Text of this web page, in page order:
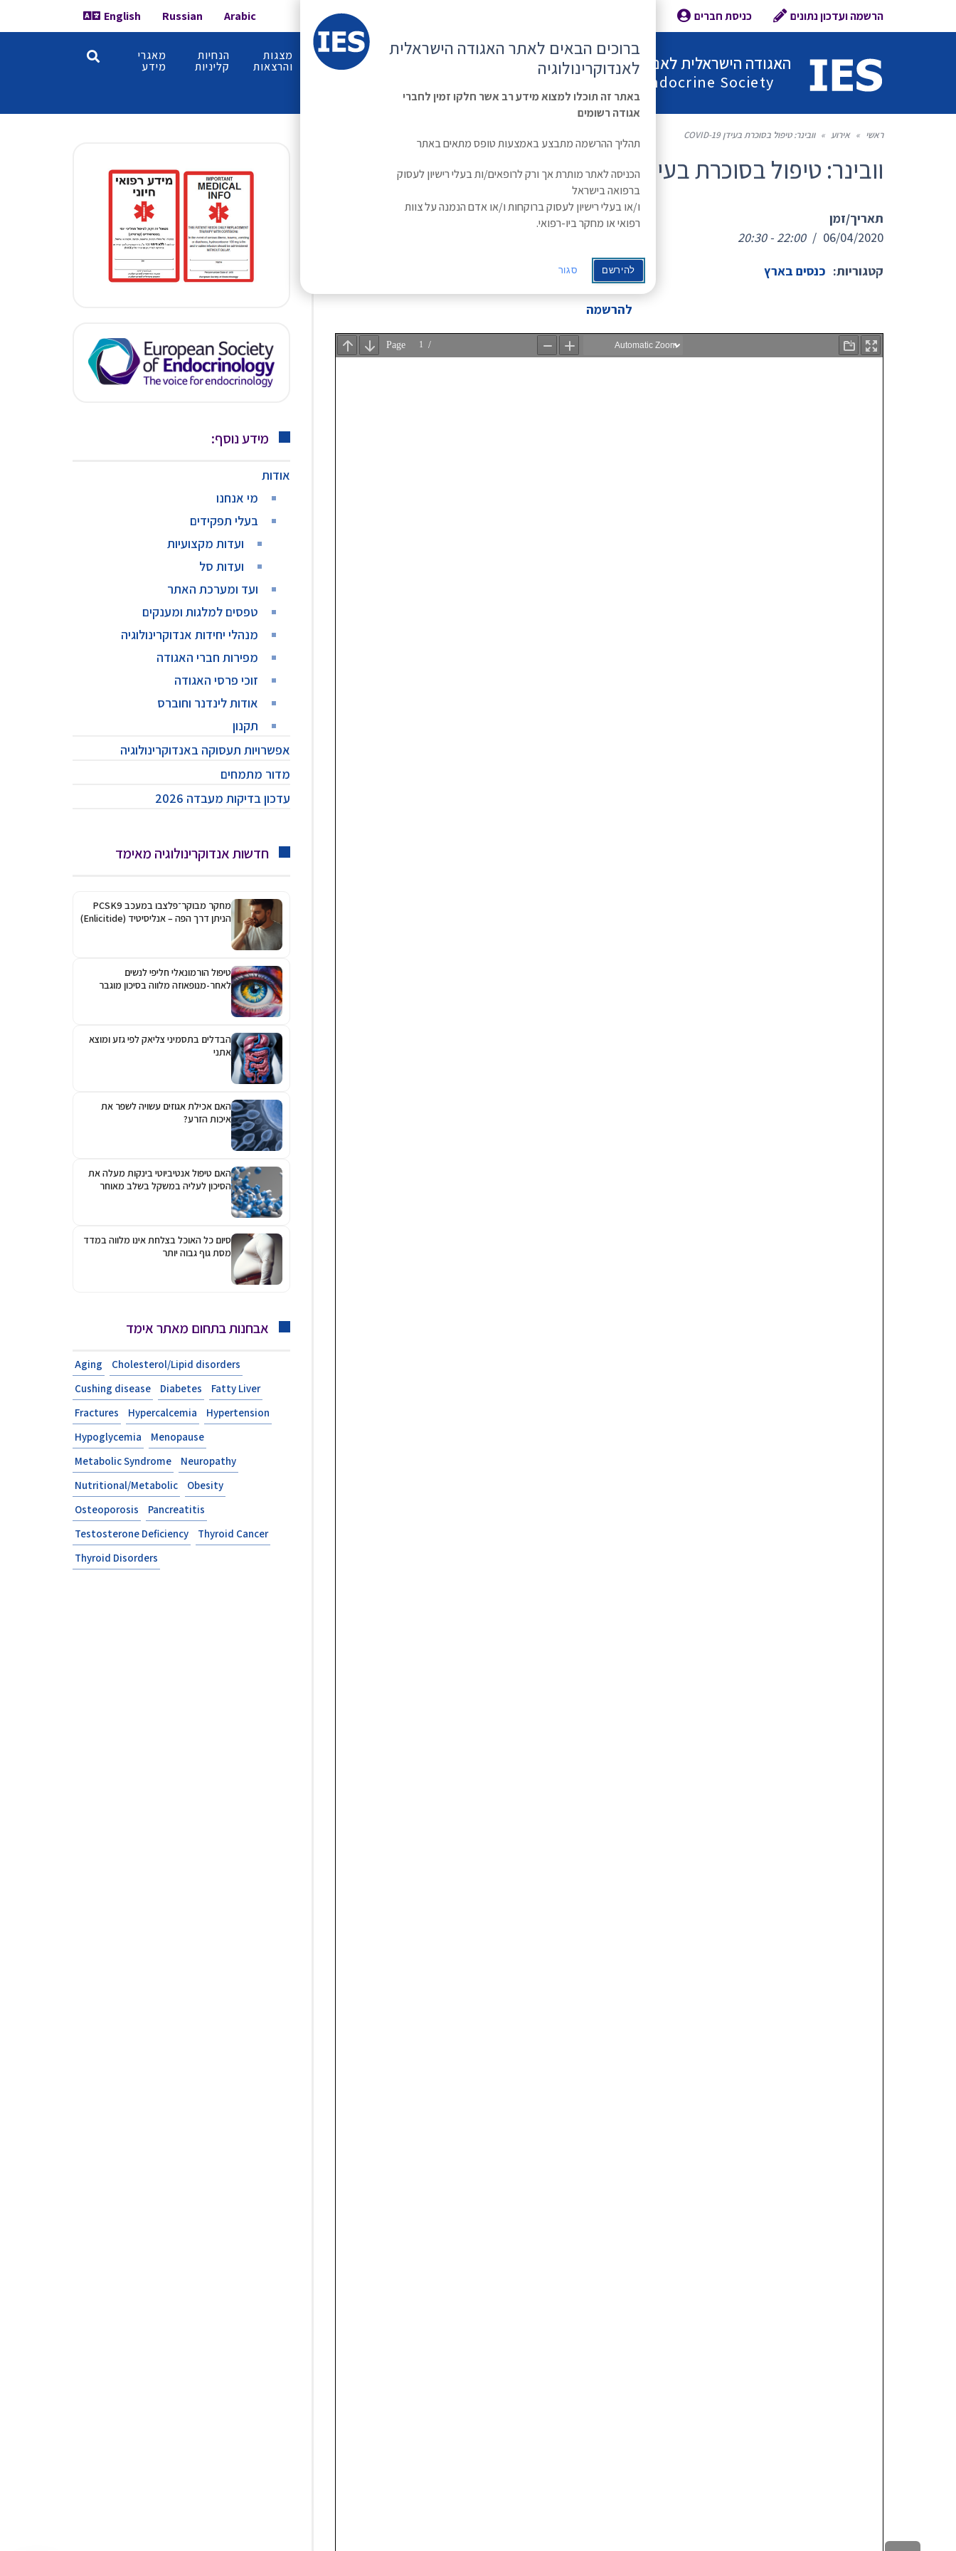
הרשמה ועדכון נתונים כניסת חברים Arabic
Russian
English
האגודה הישראלית לאנדוקרינולוגיה
Israel Endocrine Society
ראשי משולחן מפגשים קורס
מתקדם
מצגות
והרצאות
הנחיות
קליניות
מאגרי
מידע
ראשי » אירוע » וובינר: טיפול בסוכרת בעידן COVID-19
וובינר: טיפול בסוכרת בעידן COVID-19
תאריך/זמן
06/04/2020
/
20:30 - 22:00
קטגוריות: כנסים בארץ
להרשמה
מידע נוסף:
אודות
מי אנחנו
בעלי תפקידים
ועדות מקצועיות
ועדות סל
ועד ומערכת האתר
טפסים למלגות ומענקים
מנהלי יחידות אנדוקרינולוגיה
מפירות חברי האגודה
זוכי פרסי האגודה
אודות לינדנר וחוברס
תקנון
אפשרויות תעסוקה באנדוקרינולוגיה
מדור מתמחים
עדכון בדיקות מעבדה 2026
חדשות אנדוקרינולוגיה מאימד
מחקר מבוקר־פלצבו במעכב PCSK9
הניתן דרך הפה – אנליסיטיד (Enlicitide)
טיפול הורמונאלי חליפי לנשים
לאחר-מנופאוזה מלווה בסיכון מוגבר
הבדלים בתסמיני צליאק לפי גזע ומוצא
אתני
האם אכילת אגוזים עשויה לשפר את
איכות הזרע?
האם טיפול אנטיביוטי בינקות מעלה את
הסיכון לעליה במשקל בשלב מאוחר
סיום כל האוכל בצלחת אינו מלווה במדד
מסת גוף גבוה יותר
אבחנות בתחום מאתר אימד
Aging
Cholesterol/Lipid disorders
Cushing disease
Diabetes
Fatty Liver
Fractures
Hypercalcemia
Hypertension
Hypoglycemia
Menopause
Metabolic Syndrome
Neuropathy
Nutritional/Metabolic
Obesity
Osteoporosis
Pancreatitis
Testosterone Deficiency
Thyroid Cancer
Thyroid Disorders
ברוכים הבאים לאתר האגודה הישראלית
לאנדוקרינולוגיה
באתר זה תוכלו למצוא מידע רב אשר חלקו זמין לחברי
אגודה רשומים
תהליך ההרשמה מתבצע באמצעות טופס מתאים באתר
הכניסה לאתר מותרת אך ורק לרופאים/ות בעלי רישיון לעסוק
ברפואה בישראל
ו/או בעלי רישיון לעסוק ברוקחות ו/או אדם הנמנה על צוות
רפואי או מחקר ביו-רפואי.
להירשם סגור